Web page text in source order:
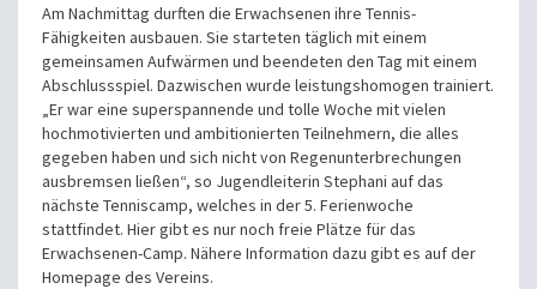
Am Nachmittag durften die Erwachsenen ihre Tennis-
Fähigkeiten ausbauen. Sie starteten täglich mit einem
gemeinsamen Aufwärmen und beendeten den Tag mit einem
Abschlussspiel. Dazwischen wurde leistungshomogen trainiert.
„Er war eine superspannende und tolle Woche mit vielen
hochmotivierten und ambitionierten Teilnehmern, die alles
gegeben haben und sich nicht von Regenunterbrechungen
ausbremsen ließen“, so Jugendleiterin Stephani auf das
nächste Tenniscamp, welches in der 5. Ferienwoche
stattfindet. Hier gibt es nur noch freie Plätze für das
Erwachsenen-Camp. Nähere Information dazu gibt es auf der
Homepage des Vereins.